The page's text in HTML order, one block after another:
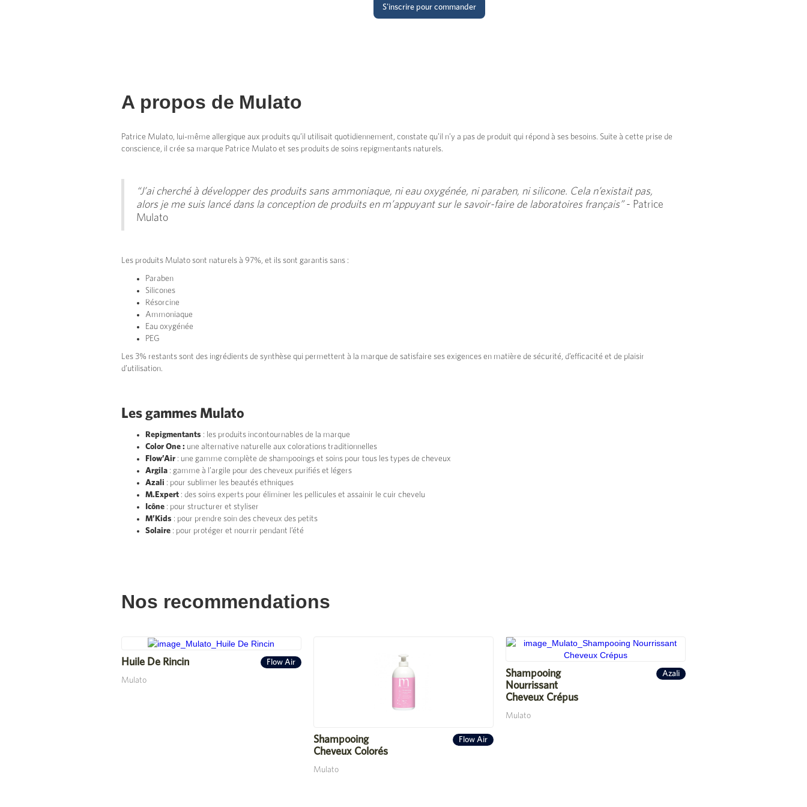
S'inscrire pour commander
A propos de Mulato
Patrice Mulato, lui-même allergique aux produits qu’il utilisait quotidiennement, constate qu’il n’y a pas de produit qui répond à ses besoins. Suite à cette prise de
conscience, il crée sa marque Patrice Mulato et ses produits de soins repigmentants naturels.
“J’ai cherché à développer des produits sans ammoniaque, ni eau oxygénée, ni paraben, ni silicone. Cela n’existait pas,
alors je me suis lancé dans la conception de produits en m’appuyant sur le savoir-faire de laboratoires français”- Patrice
Mulato
Les produits Mulato sont naturels à 97%, et ils sont garantis sans :
Paraben
Silicones
Résorcine
Ammoniaque
Eau oxygénée
PEG
Les 3% restants sont des ingrédients de synthèse qui permettent à la marque de satisfaire ses exigences en matière de sécurité, d’efficacité et de plaisir
d’utilisation.
Les gammes Mulato
Repigmentants : les produits incontournables de la marque
Color One : une alternative naturelle aux colorations traditionnelles
Flow’Air : une gamme complète de shampooings et soins pour tous les types de cheveux
Argila : gamme à l’argile pour des cheveux purifiés et légers
Azali : pour sublimer les beautés ethniques
M.Expert : des soins experts pour éliminer les pellicules et assainir le cuir chevelu
Icône : pour structurer et styliser
M’Kids : pour prendre soin des cheveux des petits
Solaire : pour protéger et nourrir pendant l’été
Nos recommendations
Huile De Rincin Flow Air
Mulato
Shampooing
Cheveux Colorés
Flow Air
Mulato
Shampooing
Nourrissant
Cheveux Crépus
Azali
Mulato